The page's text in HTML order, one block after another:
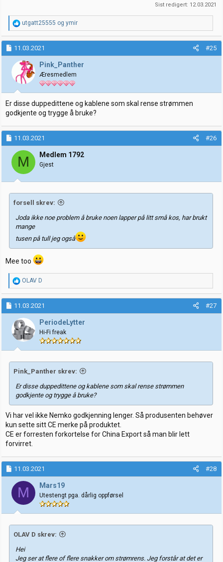
Sist redigert: 12.03.2021
R
e
a
k
j
o
n
e
r
:
utgatt25555 og ymir
11.03.2021 #25
Pink_Panther
Æresmedlem
Er disse duppedittene og kablene som skal rense strømmen
godkjente og trygge å bruke?
11.03.2021 #26
M Medlem 1792
Gjest
forsell skrev:
Joda ikke noe problem å bruke noen lapper på litt små kos, har brukt
mange
tusen på tull jeg også
Mee too
R
e
a
k
j
o
n
e
r
OLAV D
11.03.2021 #27
PeriodeLytter
Hi-Fi freak
Pink_Panther skrev:
Er disse duppedittene og kablene som skal rense strømmen
godkjente og trygge å bruke?
Vi har vel ikke Nemko godkjenning lenger. Så produsenten behøver
kun sette sitt CE merke på produktet.
CE er forresten forkortelse for China Export så man blir lett
forvirret.
11.03.2021 #28
M Mars19
Utestengt pga. dårlig oppførsel
OLAV D skrev:
Hei
Jeg ser at flere of flere snakker om strømrens. Jeg forstår at det er